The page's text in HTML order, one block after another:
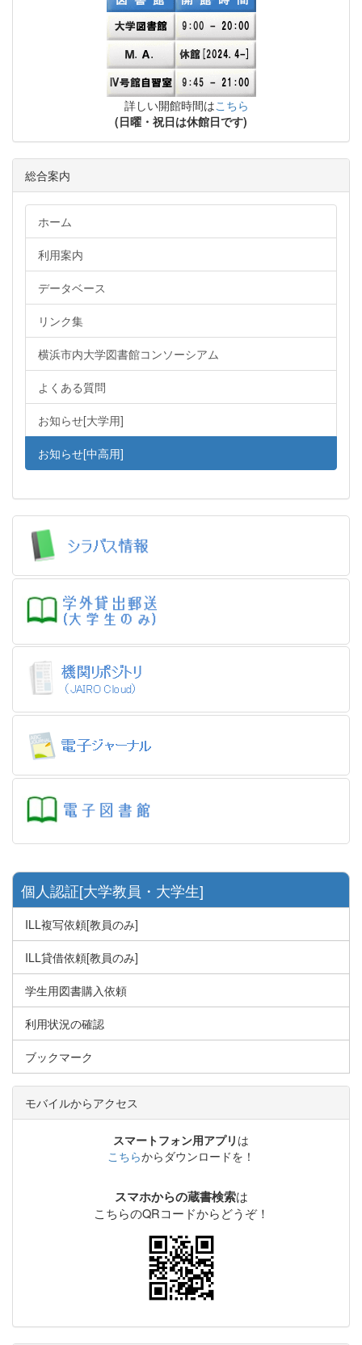
詳しい開館時間はこちら
(日曜・祝日は休館日です)
総合案内
ホーム
利用案内
データベース
リンク集
横浜市内大学図書館コンソーシアム
よくある質問
お知らせ[大学用]
お知らせ[中高用]
個人認証[大学教員・大学生]
ILL複写依頼[教員のみ]
ILL貸借依頼[教員のみ]
学生用図書購入依頼
利用状況の確認
ブックマーク
モバイルからアクセス
スマートフォン用アプリ は
こちらからダウンロードを！
スマホからの蔵書検索は
こちらのQRコードからどうぞ！